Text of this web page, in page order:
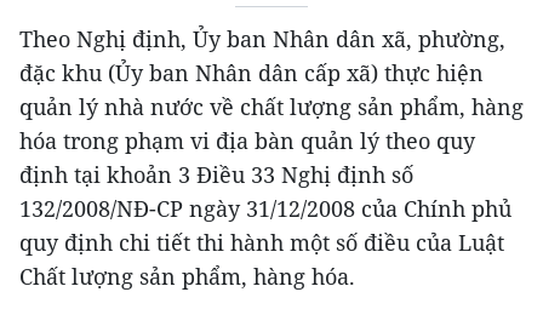
Theo Nghị định, Ủy ban Nhân dân xã, phường,
đặc khu (Ủy ban Nhân dân cấp xã) thực hiện
quản lý nhà nước về chất lượng sản phẩm, hàng
hóa trong phạm vi địa bàn quản lý theo quy
định tại khoản 3 Điều 33 Nghị định số
132/2008/NĐ-CP ngày 31/12/2008 của Chính phủ
quy định chi tiết thi hành một số điều của Luật
Chất lượng sản phẩm, hàng hóa.